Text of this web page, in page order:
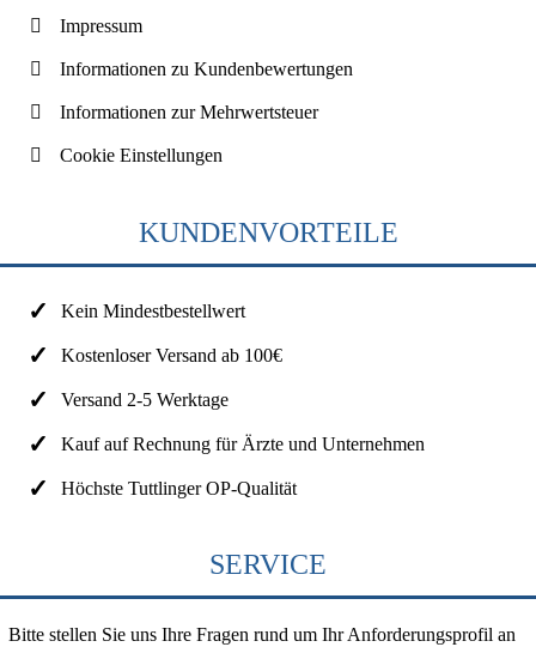
Impressum
Informationen zu Kundenbewertungen
Informationen zur Mehrwertsteuer
Cookie Einstellungen
KUNDENVORTEILE
Kein Mindestbestellwert
Kostenloser Versand ab 100€
Versand 2-5 Werktage
Kauf auf Rechnung für Ärzte und Unternehmen
Höchste Tuttlinger OP-Qualität
SERVICE
Bitte stellen Sie uns Ihre Fragen rund um Ihr Anforderungsprofil an